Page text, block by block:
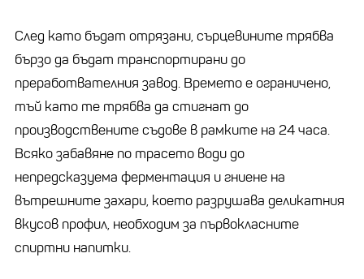
След като бъдат отрязани, сърцевините трябва
бързо да бъдат транспортирани до
преработвателния завод. Времето е ограничено,
тъй като те трябва да стигнат до
производствените съдове в рамките на 24 часа.
Всяко забавяне по трасето води до
непредсказуема ферментация и гниене на
вътрешните захари, което разрушава деликатния
вкусов профил, необходим за първокласните
спиртни напитки.